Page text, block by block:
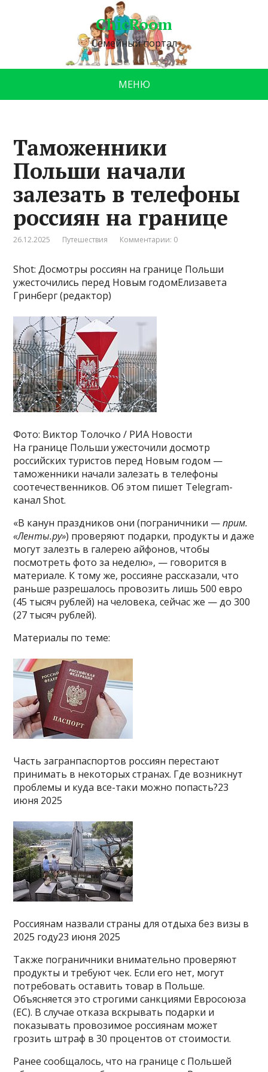
ChicRoom
Семейный портал
МЕНЮ
Таможенники
Польши начали
залезать в телефоны
россиян на границе
26.12.2025 Путешествия Комментарии: 0
Shot: Досмотры россиян на границе Польши
ужесточились перед Новым годомЕлизавета
Гринберг (редактор)
Фото: Виктор Толочко / РИА Новости
На границе Польши ужесточили досмотр
российских туристов перед Новым годом —
таможенники начали залезать в телефоны
соотечественников. Об этом пишет Telegram-
канал Shot.
«В канун праздников они (пограничники —прим.
«Ленты.ру») проверяют подарки, продукты и даже
могут залезть в галерею айфонов, чтобы
посмотреть фото за неделю», — говорится в
материале. К тому же, россияне рассказали, что
раньше разрешалось провозить лишь 500 евро
(45 тысяч рублей) на человека, сейчас же — до 300
(27 тысяч рублей).
Материалы по теме:
Часть загранпаспортов россиян перестают
принимать в некоторых странах. Где возникнут
проблемы и куда все-таки можно попасть?23
июня 2025
Россиянам назвали страны для отдыха без визы в
2025 году23 июня 2025
Также пограничники внимательно проверяют
продукты и требуют чек. Если его нет, могут
потребовать оставить товар в Польше.
Объясняется это строгими санкциями Евросоюза
(ЕС). В случае отказа вскрывать подарки и
показывать провозимое россиянам может
грозить штраф в 30 процентов от стоимости.
Ранее сообщалось, что на границе с Польшей